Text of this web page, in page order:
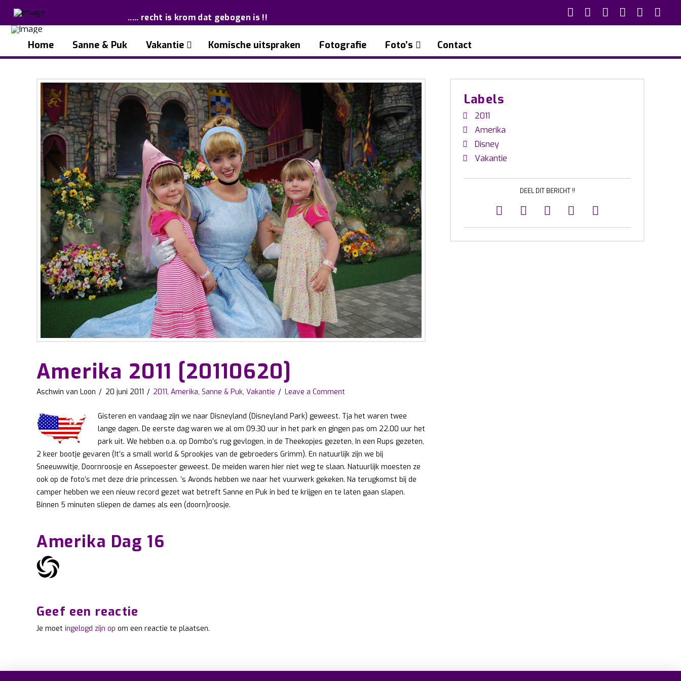
..... recht is krom dat gebogen is !!
Home Sanne & Puk Vakantie Komische uitspraken Fotografie Foto’s Contact
Amerika 2011 [20110620]
Aschwin van Loon 20 juni 2011 2011,Amerika,Sanne & Puk,Vakantie Leave a Comment
Gisteren en vandaag zijn we naar Disneyland (Disneyland Park) geweest. Tja het waren twee
lange dagen. De eerste dag waren we al om 09.30 uur in het park en gingen pas om 22.00 uur het
park uit. We hebben o.a. op Dombo’s rug gevlogen, in de Theekopjes gezeten, In een Rups gezeten,
2 keer bootje gevaren (It’s a small world & Sprookjes van de gebroeders Grimm). En natuurlijk zijn we bij
Sneeuwwitje, Doornroosje en Assepoester geweest. De meiden waren hier niet weg te slaan. Natuurlijk moesten ze
ook op de foto’s met deze drie princessen. ’s Avonds hebben we naar het vuurwerk gekeken. Na terugkomst bij de
camper hebben we een nieuw record gezet wat betreft Sanne en Puk in bed te krijgen en te laten gaan slapen.
Binnen 5 minuten sliepen de dames als een (doorn)roosje.
Amerika Dag 16
Labels
2011
Amerika
Disney
Vakantie
DEEL DIT BERICHT !!
Geef een reactie
Je moet ingelogd zijn op om een reactie te plaatsen.